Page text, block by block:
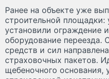
Ранее на объекте уже
строительной площадки:
установили ограждение
оборудование переезда.
средств и сил
страховочных пакетов.
щебеночного основания,